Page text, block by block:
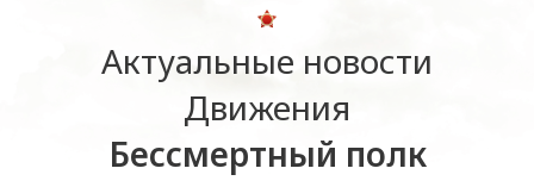
Актуальные новости
Движения
Бессмертный полк